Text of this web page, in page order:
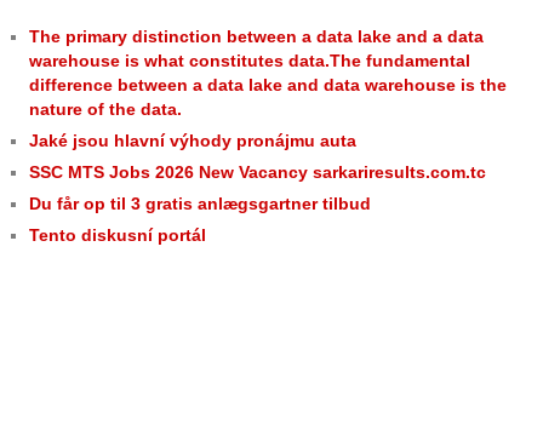
The primary distinction between a data lake and a data
warehouse is what constitutes data.The fundamental
difference between a data lake and data warehouse is the
nature of the data.
Jaké jsou hlavní výhody pronájmu auta
SSC MTS Jobs 2026 New Vacancy sarkariresults.com.tc
Du får op til 3 gratis anlægsgartner tilbud
Tento diskusní portál